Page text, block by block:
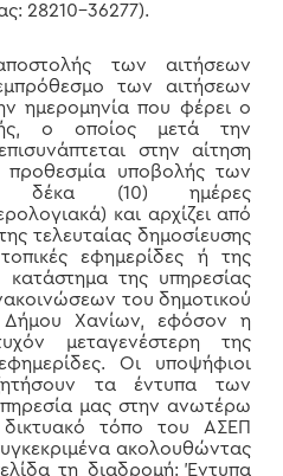
28210-36277).
των αιτήσεων
των αιτήσεων
ημερομηνία που φέρει ο
ο οποίος μετά την
στην αίτηση
υποβολής των
δέκα (10) ημέρες
και αρχίζει από
τελευταίας δημοσίευσης
εφημερίδες ή της
της υπηρεσίας
του δημοτικού
Δήμου Χανίων, εφόσον η
μεταγενέστερη της
Οι υποψήφιοι
τα έντυπα των
μας στην ανωτέρω
τόπο του ΑΣΕΠ
ακολουθώντας
τη διαδρομή: Έντυπα